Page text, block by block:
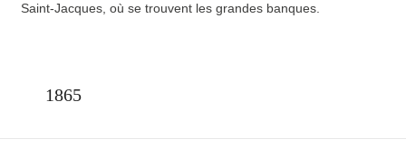
Saint-Jacques, où se trouvent les grandes banques.
1865